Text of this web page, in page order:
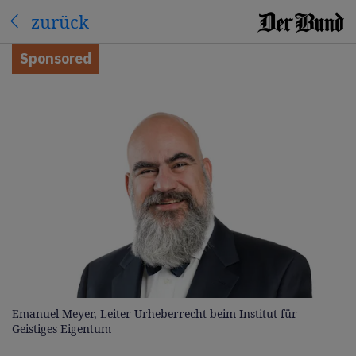
zurück
Sponsored
Emanuel Meyer, Leiter Urheberrecht beim Institut für
Geistiges Eigentum